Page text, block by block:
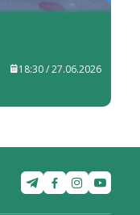
18:30 / 27.06.2026